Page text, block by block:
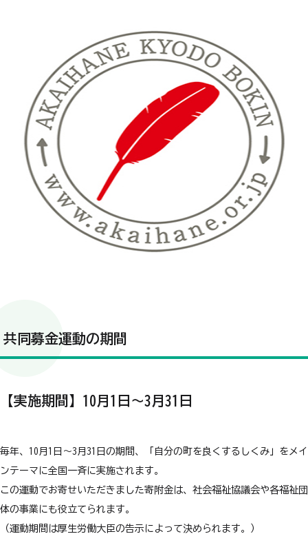
共同募金運動の期間
【実施期間】10月1日～3月31日
毎年、10月1日～3月31日の期間、「自分の町を良くするしくみ」をメイ
ンテーマに全国一斉に実施されます。
この運動でお寄せいただきました寄附金は、社会福祉協議会や各福祉団
体の事業にも役立てられます。
（運動期間は厚生労働大臣の告示によって決められます。）